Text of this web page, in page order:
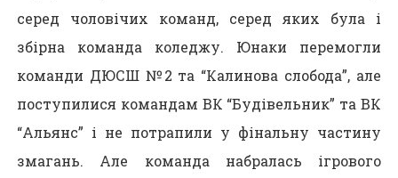
серед чоловічих команд, серед яких була і
збірна команда коледжу. Юнаки перемогли
команди ДЮСШ №2 та “Калинова слобода”, але
поступилися командам ВК “Будівельник” та ВК
“Альянс” і не потрапили у фінальну частину
змагань. Але команда набралась ігрового